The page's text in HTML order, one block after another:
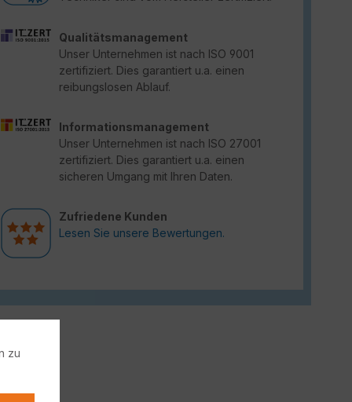
Qualitätsmanagement
Unser Unternehmen ist nach ISO 9001
zertifiziert. Dies garantiert u.a. einen
reibungslosen Ablauf.
Informationsmanagement
Unser Unternehmen ist nach ISO 27001
zertifiziert. Dies garantiert u.a. einen
sicheren Umgang mit Ihren Daten.
Zufriedene Kunden
Lesen Sie unsere Bewertungen.
zu